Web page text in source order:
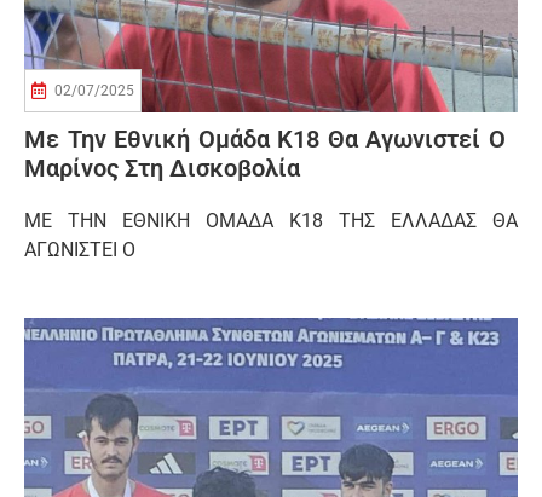
02/07/2025
Με Την Εθνική Ομάδα Κ18 Θα Αγωνιστεί Ο
Μαρίνος Στη Δισκοβολία
ΜΕ ΤΗΝ ΕΘΝΙΚΗ ΟΜΑΔΑ Κ18 ΤΗΣ ΕΛΛΑΔΑΣ ΘΑ
ΑΓΩΝΙΣΤΕΙ Ο